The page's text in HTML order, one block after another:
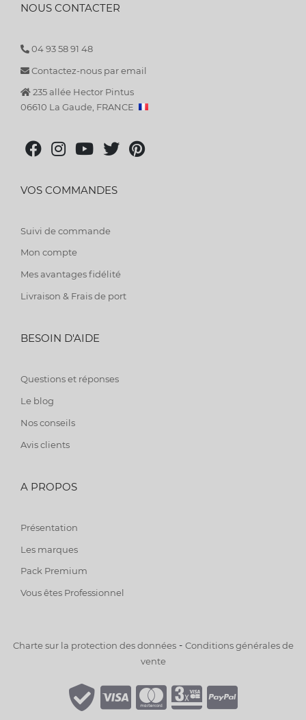
NOUS CONTACTER
04 93 58 91 48
Contactez-nous par email
235 allée Hector Pintus
06610 La Gaude, FRANCE
VOS COMMANDES
Suivi de commande
Mon compte
Mes avantages fidélité
Livraison & Frais de port
BESOIN D'AIDE
Questions et réponses
Le blog
Nos conseils
Avis clients
A PROPOS
Présentation
Les marques
Pack Premium
Vous êtes Professionnel
Charte sur la protection des données- Conditions générales de
vente